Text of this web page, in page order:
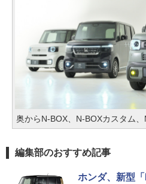
奥からN-BOX、N-BOXカスタム
編集部のおすすめ記事
ホンダ、新型